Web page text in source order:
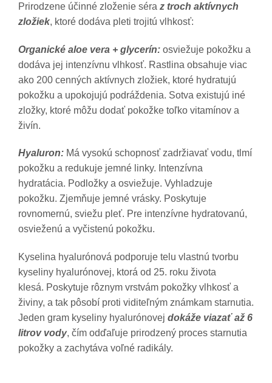
Prirodzene účinné zloženie séra z troch aktívnych
zložiek, ktoré dodáva pleti trojitú vlhkosť:
Organické aloe vera + glycerín: osviežuje pokožku a
dodáva jej intenzívnu vlhkosť. Rastlina obsahuje viac
ako 200 cenných aktívnych zložiek, ktoré hydratujú
pokožku a upokojujú podráždenia. Sotva existujú iné
zložky, ktoré môžu dodať pokožke toľko vitamínov a
živín.
Hyaluron: Má vysokú schopnosť zadržiavať vodu, tlmí
pokožku a redukuje jemné linky. Intenzívna
hydratácia. Podložky a osviežuje. Vyhladzuje
pokožku. Zjemňuje jemné vrásky. Poskytuje
rovnomernú, sviežu pleť. Pre intenzívne hydratovanú,
osvieženú a vyčistenú pokožku.
Kyselina hyalurónová podporuje telu vlastnú tvorbu
kyseliny hyalurónovej, ktorá od 25. roku života
klesá. Poskytuje rôznym vrstvám pokožky vlhkosť a
živiny, a tak pôsobí proti viditeľným známkam starnutia.
Jeden gram kyseliny hyalurónovej dokáže viazať až 6
litrov vody, čím odďaľuje prirodzený proces starnutia
pokožky a zachytáva voľné radikály.